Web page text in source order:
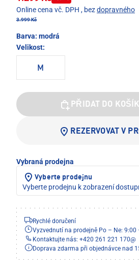
Online cena vč. DPH , bezdopravného
3.999 Kč
Barva: modrá
Velikost:
M
PŘIDAT DO
REZERVOVAT V
Vybraná prodejna
Vyberte prodejnu
Vyberte prodejnu k zobrazení
Rychlé doručení
Vyzvednutí na prodejně Po – Ne: 9:00
Kontaktujte nás: +420 261 221 170@
Doprava zdarma při objednávce nad